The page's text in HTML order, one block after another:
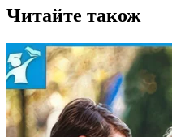
Читайте також